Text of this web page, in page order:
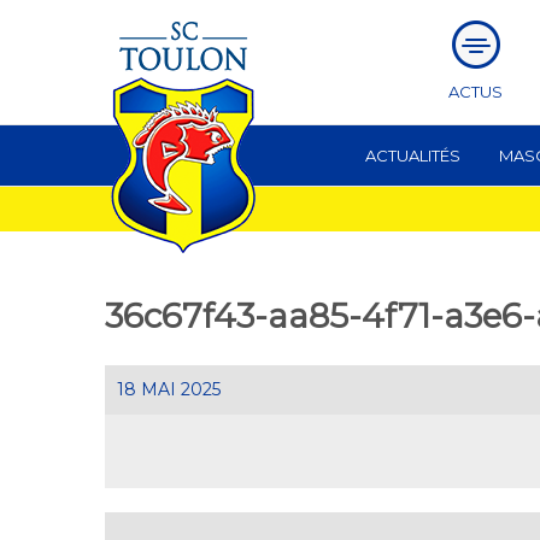
ACTUS
ACTUALITÉS
36c67f43-aa85-4f71-
18 MAI 2025